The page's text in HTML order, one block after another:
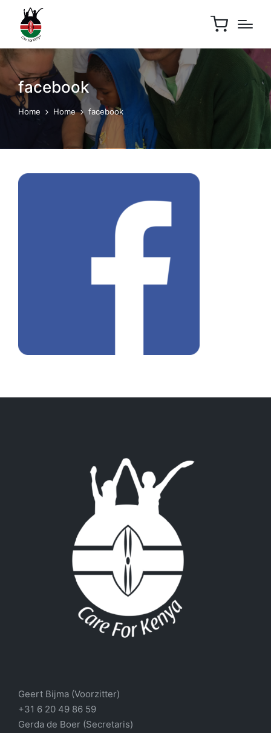
facebook
Home Home facebook
Geert Bijma (Voorzitter)
+31 6 20 49 86 59
Gerda de Boer (Secretaris)